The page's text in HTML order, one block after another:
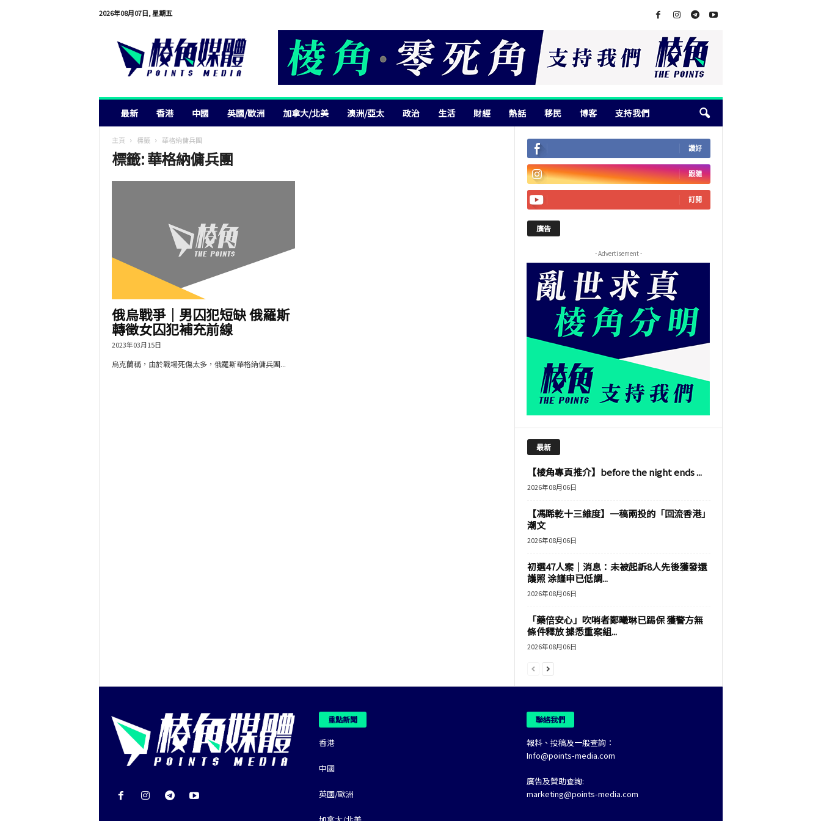
2026年08月07日, 星期五
最新 香港 中國 英國/歐洲 加拿大/北美 澳洲/亞太 政治 生活 財經 熱話 移民 博客 支持我們
主頁 標籤 華格納傭兵團
標籤: 華格納傭兵團
俄烏戰爭｜男囚犯短缺 俄羅斯
轉徵女囚犯補充前線
2023年03月15日
烏克蘭稱，由於戰場死傷太多，俄羅斯華格納傭兵團...
讚好
跟隨
訂閱
廣告
- Advertisement -
最新
【棱角專頁推介】before the night ends ...
2026年08月06日
【馮睎乾十三維度】一稿兩投的「回流香港」
潮文
2026年08月06日
初選47人案｜消息：未被起訴8人先後獲發還
護照 涂謹申已低調...
2026年08月06日
「藥倍安心」吹哨者鄭曦琳已踢保 獲警方無
條件釋放 據悉重案組...
2026年08月06日
重點新聞
香港
中國
英國/歐洲
聯絡我們
報料、投稿及一般查詢：
Info@points-media.com
廣告及贊助查詢:
marketing@points-media.com